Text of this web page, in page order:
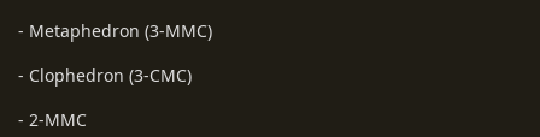
- Metaphedron (3-MMC)
- Clophedron (3-CMC)
- 2-MMC